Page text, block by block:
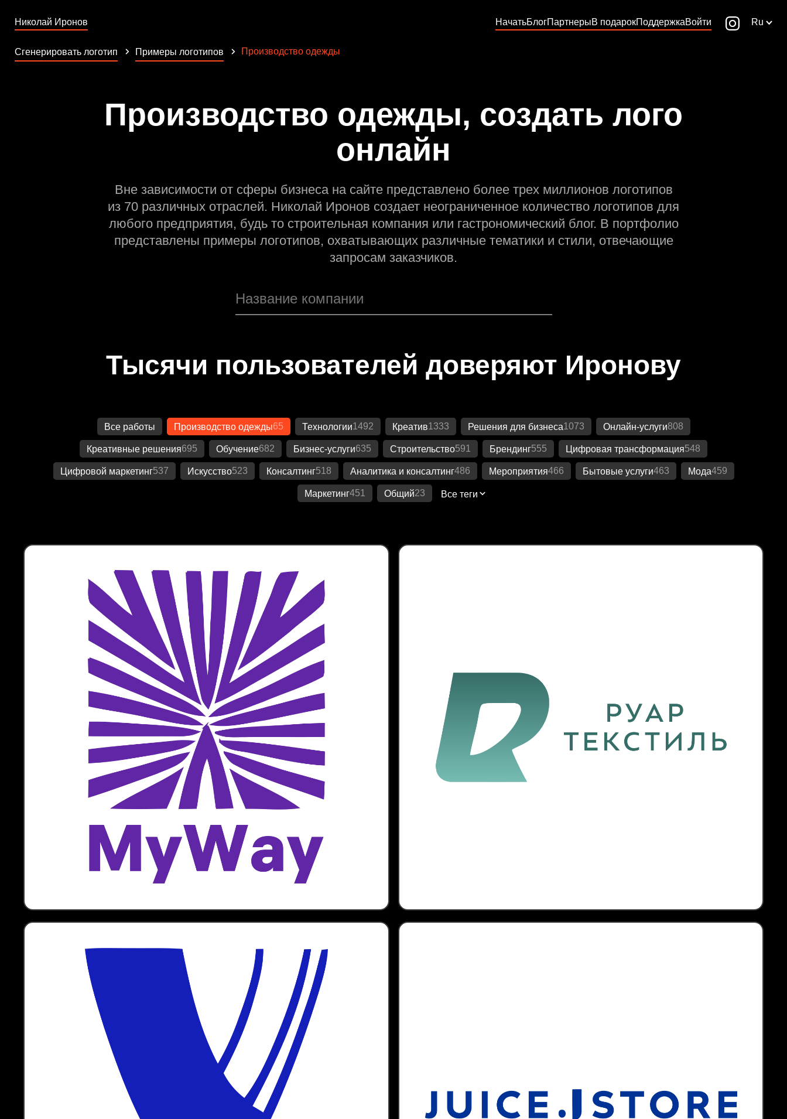
Николай Иронов НачатьБлогПартнерыВ подарокПоддержкаВойти Ru
Сгенерировать логотип Примеры логотипов Производство одежды
Производство одежды, создать лого
онлайн
Вне зависимости от сферы бизнеса на сайте представлено более трех миллионов логотипов
из 70 различных отраслей. Николай Иронов создает неограниченное количество логотипов для
любого предприятия, будь то строительная компания или гастрономический блог. В портфолио
представлены примеры логотипов, охватывающих различные тематики и стили, отвечающие
запросам заказчиков.
Тысячи пользователей доверяют Иронову
Все работы Производство одежды65 Технологии1492 Креатив1333 Решения для бизнеса1073 Онлайн-услуги808
Креативные решения695 Обучение682 Бизнес-услуги635 Строительство591 Брендинг555 Цифровая трансформация548
Цифровой маркетинг537 Искусство523 Консалтинг518 Аналитика и консалтинг486 Мероприятия466 Бытовые услуги463 Мода459
Маркетинг451 Общий23 Все теги